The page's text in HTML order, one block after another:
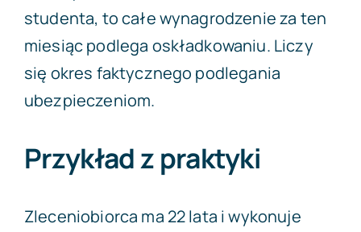
studenta, to całe wynagrodzenie za ten
miesiąc podlega oskładkowaniu. Liczy
się okres faktycznego podlegania
ubezpieczeniom.
Przykład z praktyki
Zleceniobiorca ma 22 lata i wykonuje